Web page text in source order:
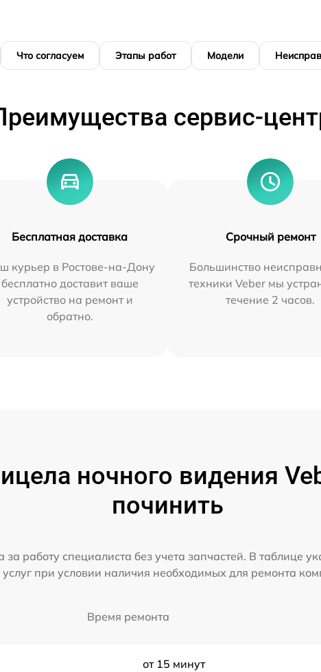
Что согласуем Этапы работ Модели
сервис-
Бесплатная доставка
курьер в Ростове-на-Дону
бесплатно доставит ваше
устройство на ремонт и
обратно.
Срочный ремонт
Большинство
техники Veber мы
течение 2 часов.
ночного видения
починить
за работу специалиста без учета запчастей. В таблице
услуг при условии наличия необходимых для ремонта
Время ремонта
от 15 минут